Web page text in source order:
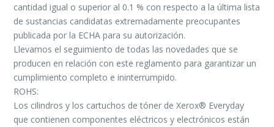
cantidad igual o superior al 0.1 % con respecto a la última lista
de sustancias candidatas extremadamente preocupantes
publicada por la ECHA para su autorización.
Llevamos el seguimiento de todas las novedades que se
producen en relación con este reglamento para garantizar un
cumplimiento completo e ininterrumpido.
ROHS:
Los cilindros y los cartuchos de tóner de Xerox® Everyday
que contienen componentes eléctricos y electrónicos están